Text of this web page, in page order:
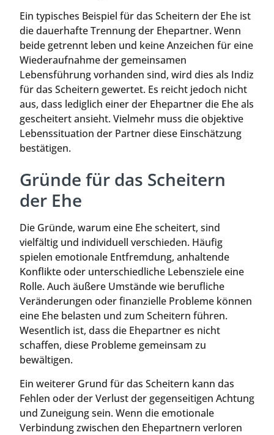
Ein typisches Beispiel für das Scheitern der Ehe ist
die dauerhafte Trennung der Ehepartner. Wenn
beide getrennt leben und keine Anzeichen für eine
Wiederaufnahme der gemeinsamen
Lebensführung vorhanden sind, wird dies als Indiz
für das Scheitern gewertet. Es reicht jedoch nicht
aus, dass lediglich einer der Ehepartner die Ehe als
gescheitert ansieht. Vielmehr muss die objektive
Lebenssituation der Partner diese Einschätzung
bestätigen.
Gründe für das Scheitern
der Ehe
Die Gründe, warum eine Ehe scheitert, sind
vielfältig und individuell verschieden. Häufig
spielen emotionale Entfremdung, anhaltende
Konflikte oder unterschiedliche Lebensziele eine
Rolle. Auch äußere Umstände wie berufliche
Veränderungen oder finanzielle Probleme können
eine Ehe belasten und zum Scheitern führen.
Wesentlich ist, dass die Ehepartner es nicht
schaffen, diese Probleme gemeinsam zu
bewältigen.
Ein weiterer Grund für das Scheitern kann das
Fehlen oder der Verlust der gegenseitigen Achtung
und Zuneigung sein. Wenn die emotionale
Verbindung zwischen den Ehepartnern verloren